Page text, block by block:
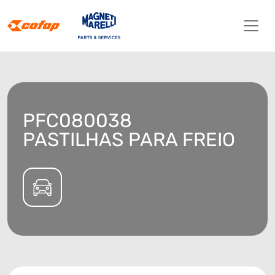
PFC080038
PASTILHAS PARA FREIO